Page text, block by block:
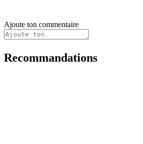
Ajoute ton commentaire
Recommandations